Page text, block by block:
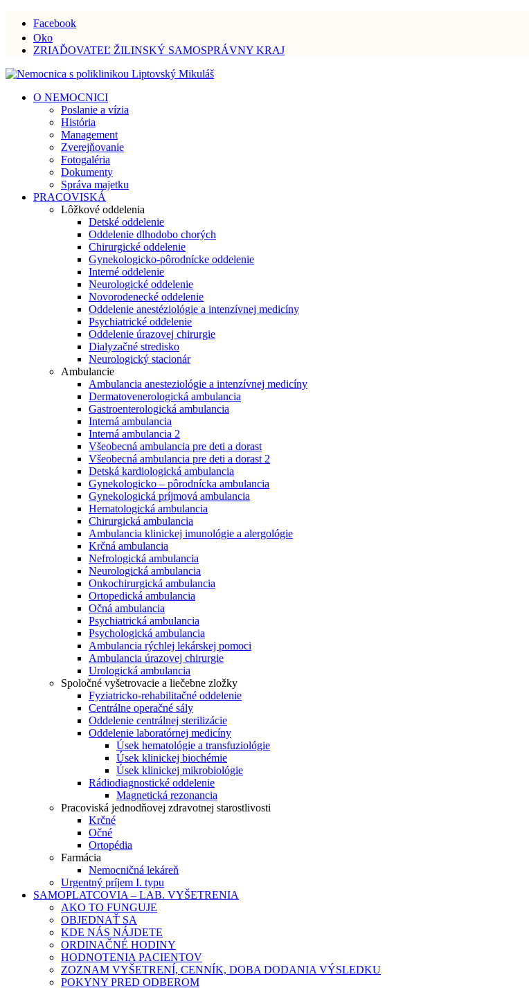
Facebook
Oko
ZRIAĎOVATEĽ ŽILINSKÝ SAMOSPRÁVNY KRAJ
O NEMOCNICI
Poslanie a vízia
História
Management
Zverejňovanie
Fotogaléria
Dokumenty
Správa majetku
PRACOVISKÁ
Lôžkové oddelenia
Detské oddelenie
Oddelenie dlhodobo chorých
Chirurgické oddelenie
Gynekologicko-pôrodnícke oddelenie
Interné oddelenie
Neurologické oddelenie
Novorodenecké oddelenie
Oddelenie anestéziológie a intenzívnej medicíny
Psychiatrické oddelenie
Oddelenie úrazovej chirurgie
Dialyzačné stredisko
Neurologický stacionár
Ambulancie
Ambulancia anesteziológie a intenzívnej medicíny
Dermatovenerologická ambulancia
Gastroenterologická ambulancia
Interná ambulancia
Interná ambulancia 2
Všeobecná ambulancia pre deti a dorast
Všeobecná ambulancia pre deti a dorast 2
Detská kardiologická ambulancia
Gynekologicko – pôrodnícka ambulancia
Gynekologická príjmová ambulancia
Hematologická ambulancia
Chirurgická ambulancia
Ambulancia klinickej imunológie a alergológie
Krčná ambulancia
Nefrologická ambulancia
Neurologická ambulancia
Onkochirurgická ambulancia
Ortopedická ambulancia
Očná ambulancia
Psychiatrická ambulancia
Psychologická ambulancia
Ambulancia rýchlej lekárskej pomoci
Ambulancia úrazovej chirurgie
Urologická ambulancia
Spoločné vyšetrovacie a liečebne zložky
Fyziatricko-rehabilitačné oddelenie
Centrálne operačné sály
Oddelenie centrálnej sterilizácie
Oddelenie laboratórnej medicíny
Úsek hematológie a transfuziológie
Úsek klinickej biochémie
Úsek klinickej mikrobiológie
Rádiodiagnostické oddelenie
Magnetická rezonancia
Pracoviská jednodňovej zdravotnej starostlivosti
Krčné
Očné
Ortopédia
Farmácia
Nemocničná lekáreň
Urgentný príjem I. typu
SAMOPLATCOVIA – LAB. VYŠETRENIA
AKO TO FUNGUJE
OBJEDNAŤ SA
KDE NÁS NÁJDETE
ORDINAČNÉ HODINY
HODNOTENIA PACIENTOV
ZOZNAM VYŠETRENÍ, CENNÍK, DOBA DODANIA VÝSLEDKU
POKYNY PRED ODBEROM